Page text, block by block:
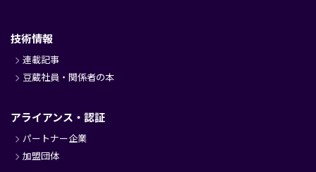
技術情報
連載記事
豆蔵社員・関係者の本
アライアンス・認証
パートナー企業
加盟団体